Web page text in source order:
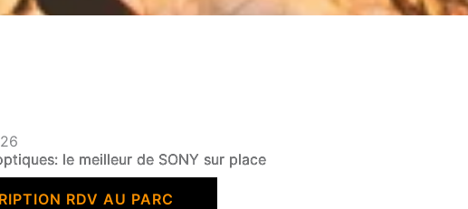
le meilleur de SONY sur place
RDV AU PARC